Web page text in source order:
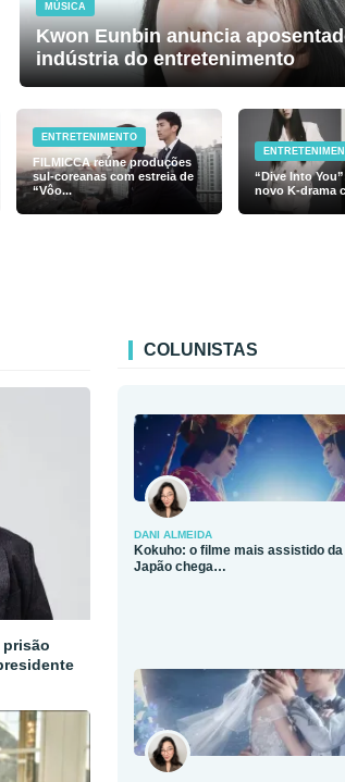
MÚSICA
Kwon Eunbin anuncia
indústria do entretenimento
ENTRETENIMENTO
FILMICCA reúne produções
sul-coreanas com estreia de
“Vôo...
“Dive Into
novo K-drama
prisão
COLUNISTAS
DANI ALMEIDA
Kokuho: o filme mais assistido
Japão chega…